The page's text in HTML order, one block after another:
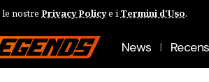
le nostre Privacy Policye i Termini d'Uso.
News